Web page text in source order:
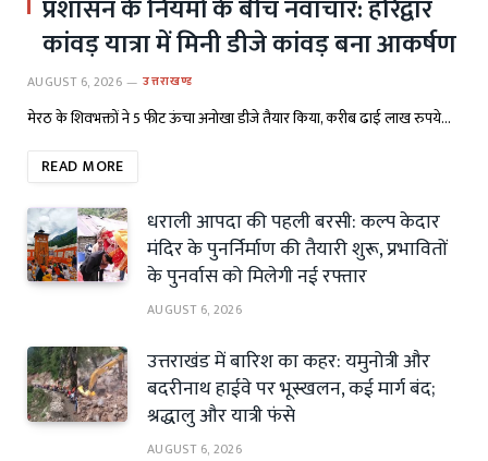
प्रशासन के नियमों के बीच नवाचार: हरिद्वार
कांवड़ यात्रा में मिनी डीजे कांवड़ बना आकर्षण
AUGUST 6, 2026 उत्तराखण्ड
मेरठ के शिवभक्तों ने 5 फीट ऊंचा अनोखा डीजे तैयार किया, करीब ढाई लाख रुपये…
READ MORE
धराली आपदा की पहली बरसी: कल्प केदार
मंदिर के पुनर्निर्माण की तैयारी शुरू, प्रभावितों
के पुनर्वास को मिलेगी नई रफ्तार
AUGUST 6, 2026
उत्तराखंड में बारिश का कहर: यमुनोत्री और
बदरीनाथ हाईवे पर भूस्खलन, कई मार्ग बंद;
श्रद्धालु और यात्री फंसे
AUGUST 6, 2026